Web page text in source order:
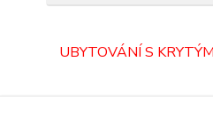
UBYTOVÁNÍ S